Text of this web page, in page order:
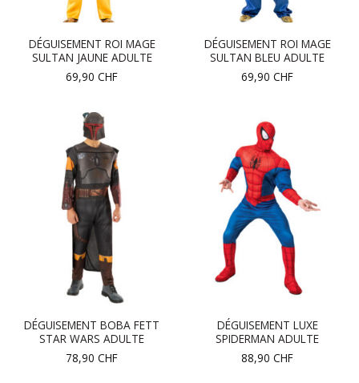
DÉGUISEMENT ROI MAGE
SULTAN JAUNE ADULTE
69,90 CHF
DÉGUISEMENT ROI MAGE
SULTAN BLEU ADULTE
69,90 CHF
DÉGUISEMENT BOBA FETT
STAR WARS ADULTE
78,90 CHF
DÉGUISEMENT LUXE
SPIDERMAN ADULTE
88,90 CHF